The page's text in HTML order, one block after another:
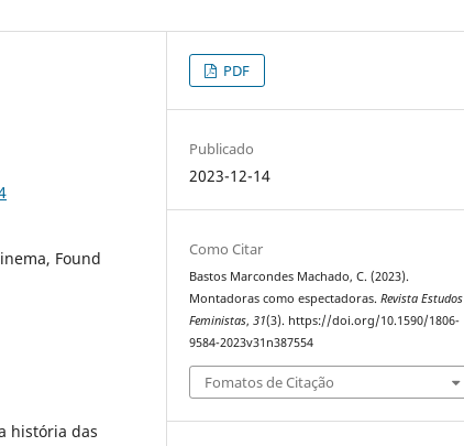
Found
história das
PDF
Publicado
2023-12-14
Como Citar
Bastos Marcondes Machado, C. (2023).
Montadoras como espectadoras.Revista Estudos
Feministas,31(3). https://doi.org/10.1590/1806-
9584-2023v31n387554
Fomatos de Citação